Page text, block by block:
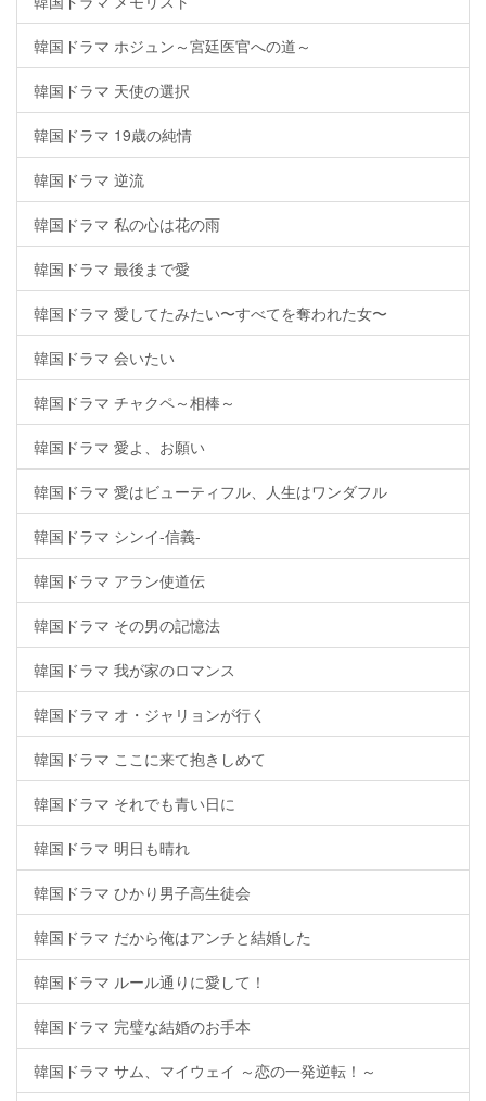
韓国ドラマ ホジュン～宮廷医官への道～
韓国ドラマ 天使の選択
韓国ドラマ 19歳の純情
韓国ドラマ 逆流
韓国ドラマ 私の心は花の雨
韓国ドラマ 最後まで愛
韓国ドラマ 愛してたみたい〜すべてを奪われた女〜
韓国ドラマ 会いたい
韓国ドラマ チャクペ～相棒～
韓国ドラマ 愛よ、お願い
韓国ドラマ 愛はビューティフル、人生はワンダフル
韓国ドラマ シンイ-信義-
韓国ドラマ アラン使道伝
韓国ドラマ その男の記憶法
韓国ドラマ 我が家のロマンス
韓国ドラマ オ・ジャリョンが行く
韓国ドラマ ここに来て抱きしめて
韓国ドラマ それでも青い日に
韓国ドラマ 明日も晴れ
韓国ドラマ ひかり男子高生徒会
韓国ドラマ だから俺はアンチと結婚した
韓国ドラマ ルール通りに愛して！
韓国ドラマ 完璧な結婚のお手本
韓国ドラマ サム、マイウェイ ～恋の一発逆転！～